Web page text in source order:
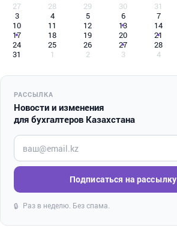
27 28 29 30 31
3
4 5 6 7
10
11 12 13 14
17
18 19 20 21
24
25 26 27 28
31
1 2 3 4
РАССЫЛКА
Новости и изменения
для бухгалтеров Казахстана
Введите ваш e-mail
Подписаться на рассылку
🔒 Раз в неделю. Без спама.